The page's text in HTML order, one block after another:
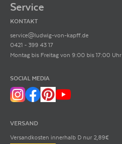
Service
KONTAKT
service@ludwig-von-kapff.de
0421 - 399 43 17
Montag bis Freitag von 9:00 bis 17:00 Uhr
SOCIAL MEDIA
VERSAND
Versandkosten innerhalb D nur 2,89€